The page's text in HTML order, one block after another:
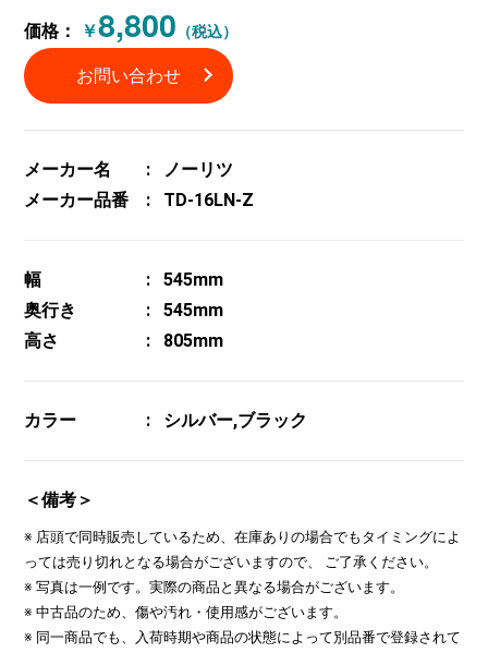
価格： ￥8,800 （税込）
お問い合わせ
メーカー名
ノーリツ
メーカー品番
TD-16LN-Z
幅
545mm
奥行き
545mm
高さ
805mm
カラー シルバー,ブラック
＜備考＞
※ 店頭で同時販売しているため、在庫ありの場合でもタイミングによ
っては売り切れとなる場合がございますので、 ご了承ください。
※ 写真は一例です。実際の商品と異なる場合がございます。
※ 中古品のため、傷や汚れ・使用感がございます。
※ 同一商品でも、入荷時期や商品の状態によって別品番で登録されて